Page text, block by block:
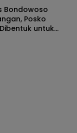
Bondowoso
Posko
untuk